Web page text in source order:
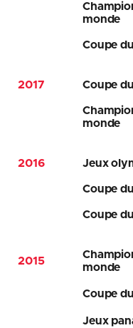
monde
Coupe
2017 Coupe
monde
2016 Jeux
Coupe
Coupe
2015
monde
Coupe
Jeux